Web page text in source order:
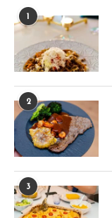
1
2
3